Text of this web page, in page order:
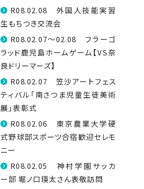
R08.02.08 外国人技能実習
生もちつき交流会
R08.02.07～02.08 フラーゴ
ラッド鹿児島ホームゲーム【VS奈
良ドリーマーズ】
R08.02.07 笠沙アートフェス
ティバル「南さつま児童生徒美術
展」表彰式
R08.02.06 東京農業大学硬
式野球部スポーツ合宿歓迎セレモ
ニー
R08.02.05 神村学園サッカ
ー部 堀ノ口瑛太さん表敬訪問